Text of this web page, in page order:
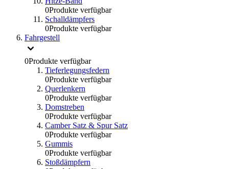
0Produkte verfügbar
Schalldämpfers
0Produkte verfügbar
Fahrgestell
0Produkte verfügbar
Tieferlegungsfedern
0Produkte verfügbar
Querlenkern
0Produkte verfügbar
Domstreben
0Produkte verfügbar
Camber Satz & Spur Satz
0Produkte verfügbar
Gummis
0Produkte verfügbar
Stoßdämpfern